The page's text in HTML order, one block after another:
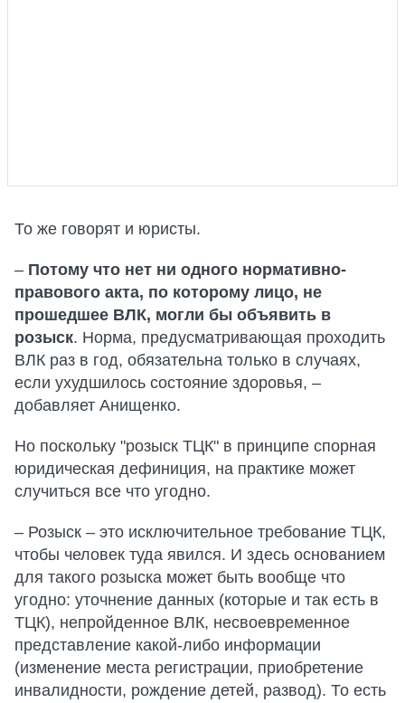
То же говорят и юристы.
– Потому что нет ни одного нормативно-
правового акта, по которому лицо, не
прошедшее ВЛК, могли бы объявить в
розыск. Норма, предусматривающая проходить
ВЛК раз в год, обязательна только в случаях,
если ухудшилось состояние здоровья, –
добавляет Анищенко.
Но поскольку "розыск ТЦК" в принципе спорная
юридическая дефиниция, на практике может
случиться все что угодно.
– Розыск – это исключительное требование ТЦК,
чтобы человек туда явился. И здесь основанием
для такого розыска может быть вообще что
угодно: уточнение данных (которые и так есть в
ТЦК), непройденное ВЛК, несвоевременное
представление какой-либо информации
(изменение места регистрации, приобретение
инвалидности, рождение детей, развод). То есть